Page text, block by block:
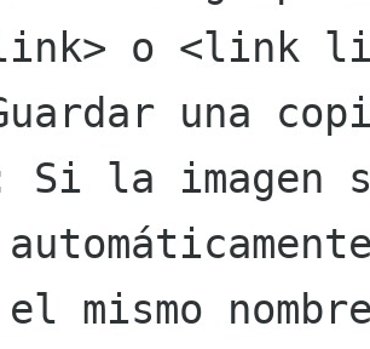
link> o <link
una
Si la imagen
el mismo